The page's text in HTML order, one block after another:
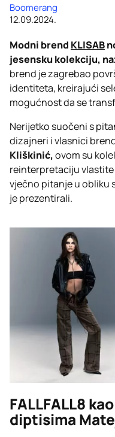
Boomerang
12.09.2024.
Modni brend KLISAB
jesensku kolekciju,
brend je zagrebao
identiteta, kreirajući
mogućnost da se
Nerijetko suočeni s
dizajneri i vlasnici
Kliškinić,ovom su
reinterpretaciju
vječno pitanje u obliku
je prezentirali.
FALLFALL8
diptisima